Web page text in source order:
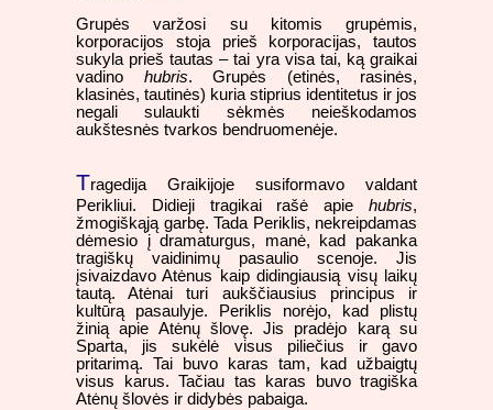
Grupės varžosi su kitomis grupėmis,
korporacijos stoja prieš korporacijas, tautos
sukyla prieš tautas – tai yra visa tai, ką graikai
vadino hubris. Grupės (etinės, rasinės,
klasinės, tautinės) kuria stiprius identitetus ir jos
negali sulaukti sėkmės neieškodamos
aukštesnės tvarkos bendruomenėje.
Tragedija Graikijoje susiformavo valdant
Perikliui. Didieji tragikai rašė apie hubris,
žmogiškąją garbę. Tada Periklis, nekreipdamas
dėmesio į dramaturgus, manė, kad pakanka
tragiškų vaidinimų pasaulio scenoje. Jis
įsivaizdavo Atėnus kaip didingiausią visų laikų
tautą. Atėnai turi aukščiausius principus ir
kultūrą pasaulyje. Periklis norėjo, kad plistų
žinią apie Atėnų šlovę. Jis pradėjo karą su
Sparta, jis sukėlė visus piliečius ir gavo
pritarimą. Tai buvo karas tam, kad užbaigtų
visus karus. Tačiau tas karas buvo tragiška
Atėnų šlovės ir didybės pabaiga.